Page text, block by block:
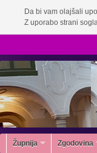
Da bi vam olajšali
Z uporabo strani
Župnija Zgodovina